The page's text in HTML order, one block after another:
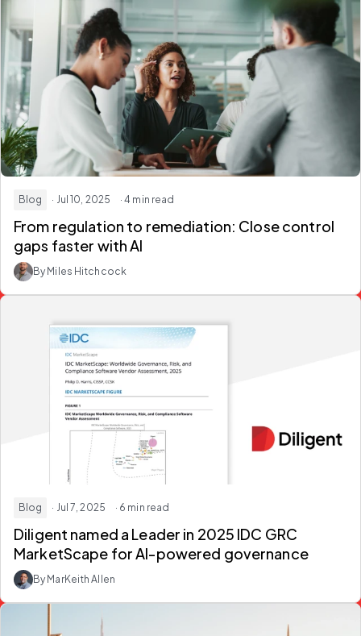
Blog · Jul 10, 2025 · 4 min read
From regulation to remediation: Close control
gaps faster with AI
By Miles Hitchcock
Blog · Jul 7, 2025 · 6 min read
Diligent named a Leader in 2025 IDC GRC
MarketScape for AI-powered governance
By MarKeith Allen